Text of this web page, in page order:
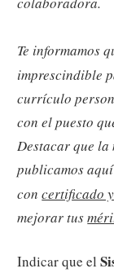
Te informamos
imprescindible
currículo
con el puesto
Destacar que
publicamos
concertificado
mejorar tus
Indicar que el